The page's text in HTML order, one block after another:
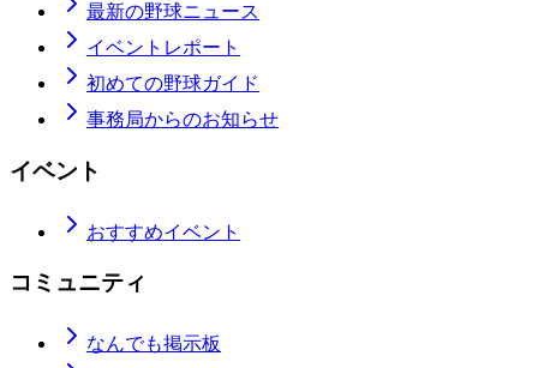
最新の野球ニュース
イベントレポート
初めての野球ガイド
事務局からのお知らせ
イベント
おすすめイベント
コミュニティ
なんでも掲示板